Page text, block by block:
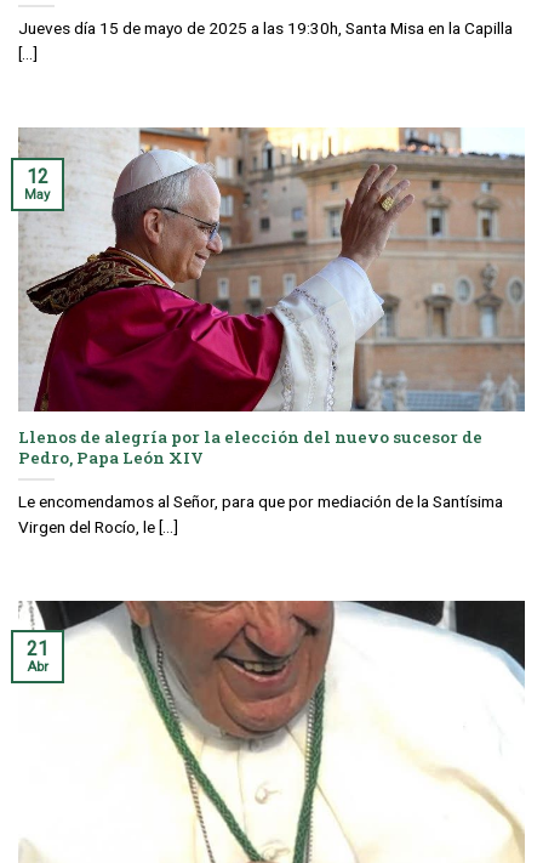
Jueves día 15 de mayo de 2025 a las 19:30h, Santa Misa en la Capilla
[...]
Llenos de alegría por la elección del nuevo sucesor de
Pedro, Papa León XIV
Le encomendamos al Señor, para que por mediación de la Santísima
Virgen del Rocío, le [...]
12
May
21
Abr